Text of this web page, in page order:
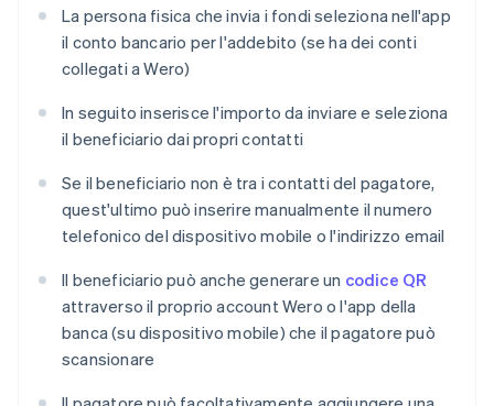
La persona fisica che invia i fondi seleziona nell'app
il conto bancario per l'addebito (se ha dei conti
collegati a Wero)
In seguito inserisce l'importo da inviare e seleziona
il beneficiario dai propri contatti
Se il beneficiario non è tra i contatti del pagatore,
quest'ultimo può inserire manualmente il numero
telefonico del dispositivo mobile o l'indirizzo email
Il beneficiario può anche generare un codice QR
attraverso il proprio account Wero o l'app della
banca (su dispositivo mobile) che il pagatore può
scansionare